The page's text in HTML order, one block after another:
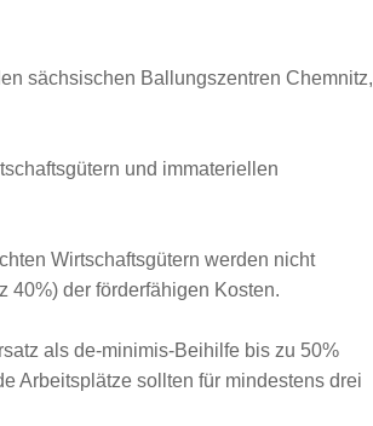
sächsischen Ballungszentren Chemnitz,
und immateriellen
Wirtschaftsgütern werden nicht
40%) der förderfähigen Kosten.
als de-minimis-Beihilfe bis zu 50%
Arbeitsplätze sollten für mindestens drei